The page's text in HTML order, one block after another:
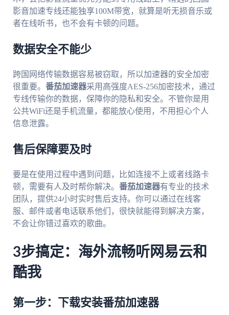
影音加速专线还能独享100M带宽，就算是听无损音乐或
者在线听书，也不会有卡顿的问题。
数据安全不能少
跨国网络传输数据容易被窃取，所以加速器的安全加密
很重要。 番茄加速器采用高强度AES-256加密技术，通过
专线传输你的数据，保障你的隐私和安全。不管你是用
公共WiFi还是手机流量，都能放心使用，不用担心个人
信息泄露。
售后保障要及时
要是在使用过程中遇到问题，比如连接不上或者线路卡
顿，需要有人及时帮你解决。 番茄加速器有专业的技术
团队，提供24小时实时售后支持。你可以通过在线客
服、邮件或者电话联系他们，很快就能得到解决方案，
不会让你错过喜欢的歌曲。
3步搞定：海外流畅听网易云和
酷我
第一步：下载安装番茄加速器